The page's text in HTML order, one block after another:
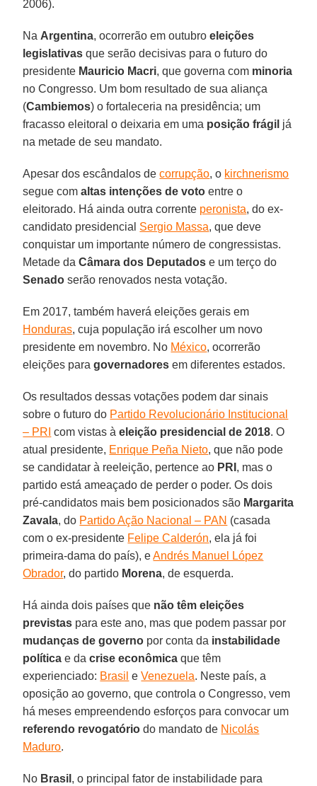
2006).
Na Argentina, ocorrerão em outubroeleições
legislativas que serão decisivas para o futuro do
presidente Mauricio Macri, que governa com minoria
no Congresso. Um bom resultado de sua aliança
(Cambiemos) o fortaleceria na presidência; um
fracasso eleitoral o deixaria em uma posição frágil já
na metade de seu mandato.
Apesar dos escândalos decorrupção, o kirchnerismo
segue comaltas intenções de voto entre o
eleitorado. Há ainda outra corrente peronista, do ex-
candidato presidencial Sergio Massa, que deve
conquistar um importante número de congressistas.
Metade daCâmara dos Deputados e um terço do
Senado serão renovados nesta votação.
Em 2017, também haverá eleições gerais em
Honduras, cuja população irá escolher um novo
presidente em novembro. No México, ocorrerão
eleições paragovernadores em diferentes estados.
Os resultados dessas votações podem dar sinais
sobre o futuro do Partido Revolucionário Institucional
– PRI com vistas àeleição presidencial de 2018. O
atual presidente, Enrique Peña Nieto, que não pode
se candidatar à reeleição, pertence ao PRI , mas o
partido está ameaçado de perder o poder. Os dois
pré-candidatos mais bem posicionados são Margarita
Zavala, do Partido Ação Nacional – PAN (casada
com o ex-presidente Felipe Calderón, ela já foi
primeira-dama do país), eAndrés Manuel López
Obrador, do partido Morena, de esquerda.
Há ainda dois países que não têm eleições
previstas para este ano, mas que podem passar por
mudanças de governo por conta da instabilidade
política e dacrise econômica que têm
experienciado: Brasil eVenezuela. Neste país, a
oposição ao governo, que controla o Congresso, vem
há meses empreendendo esforços para convocar um
referendo revogatório do mandato de Nicolás
Maduro.
No Brasil , o principal fator de instabilidade para